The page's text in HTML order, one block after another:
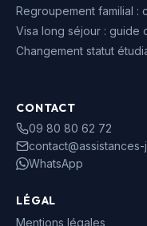
Regroupement familial :
Visa long séjour : guide
Changement statut
CONTACT
09 80 80 62 72
WhatsApp
LÉGAL
Mentions légales